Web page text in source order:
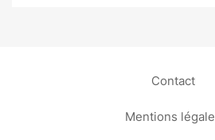
Contact
Mentions